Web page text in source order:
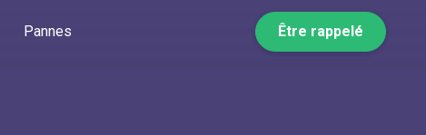
Pannes Être rappelé